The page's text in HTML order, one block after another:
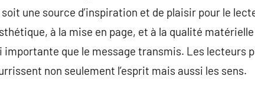
une source d’inspiration et de plaisir pour le
à la mise en page, et à la qualité
importante que le message transmis. Les lecteurs
non seulement l’esprit mais aussi les sens.